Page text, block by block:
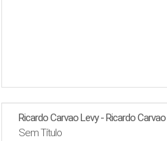
Ricardo Carvao Levy - Ricardo Carvao
Sem Título